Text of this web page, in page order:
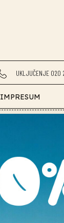
UKLJUČENJE 020
IMPRESUM